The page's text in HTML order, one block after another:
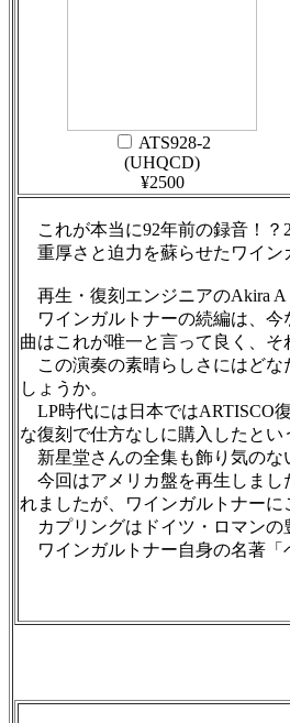
ATS928-2
(UHQCD)
¥2500
これが本当に92年前の録音！？
重厚さと迫力を蘇らせたワイン
再生・復刻エンジニアのAkira A
ワインガルトナーの続編は、今
曲はこれが唯一と言って良く、
この演奏の素晴らしさにはどな
しょうか。
LP時代には日本ではARTISCO
な復刻で仕方なしに購入したとい
新星堂さんの全集も飾り気のな
今回はアメリカ盤を再生しまし
れましたが、ワインガルトナー
カプリングはドイツ・ロマンの
ワインガルトナー自身の名著「